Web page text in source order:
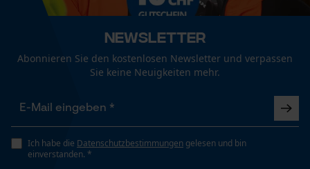
Ganzjahresartikel
Lieferumfang
1 x Forsthelm mit Visier und Gehörschutz
Newsletter
Abonnieren Sie den kostenlosen Newsletter und verpassen
Sie keine Neuigkeiten mehr.
Ich habe die Datenschutzbestimmungen gelesen und bin
einverstanden. *
Funktionale Cookies
Loop54 Personalization
Persönliche Begrüßung